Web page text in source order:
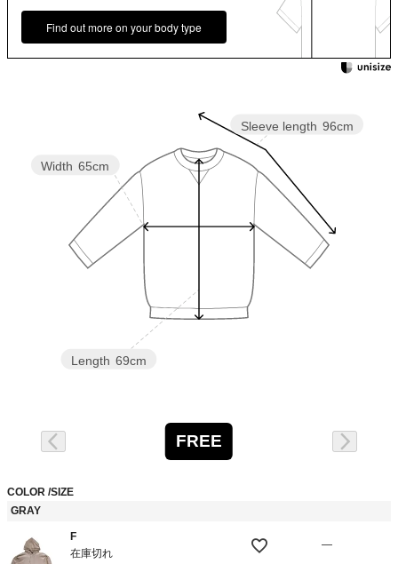
Find out more on your body type
Sleeve length 96cm
Length 69cm
Width 65cm
FREE
COLOR SIZE
GRAY
F
在庫切れ
—